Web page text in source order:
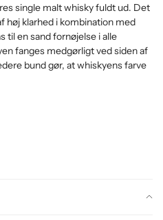
single malt whisky fuldt ud. Det
høj klarhed i kombination med
til en sand fornøjelse i alle
fanges medgørligt ved siden af
bund gør, at whiskyens farve